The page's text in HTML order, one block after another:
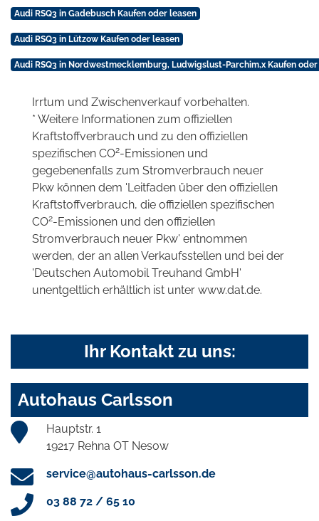
Audi RSQ3 in Gadebusch Kaufen oder leasen
Audi RSQ3 in Lützow Kaufen oder leasen
Audi RSQ3 in Nordwestmecklemburg, Ludwigslust-Parchim,x Kaufen oder
Irrtum und Zwischenverkauf vorbehalten.
* Weitere Informationen zum offiziellen
Kraftstoffverbrauch und zu den offiziellen
spezifischen CO2-Emissionen und
gegebenenfalls zum Stromverbrauch neuer
Pkw können dem 'Leitfaden über den offiziellen
Kraftstoffverbrauch, die offiziellen spezifischen
CO2-Emissionen und den offiziellen
Stromverbrauch neuer Pkw' entnommen
werden, der an allen Verkaufsstellen und bei der
'Deutschen Automobil Treuhand GmbH'
unentgeltlich erhältlich ist unter www.dat.de.
Ihr Kontakt zu uns:
Autohaus Carlsson
Hauptstr. 1
19217 Rehna OT Nesow
service@autohaus-carlsson.de
03 88 72 / 65 10